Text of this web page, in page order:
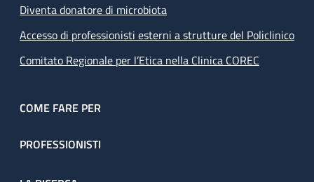
Diventa donatore di microbiota
Accesso di professionisti esterni a strutture del Policlinico
Comitato Regionale per l’Etica nella Clinica COREC
COME FARE PER
PROFESSIONISTI